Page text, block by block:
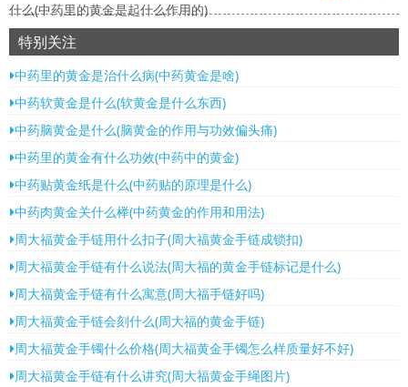
什么(中药里的黄金是起什么作用的)
特别关注
中药里的黄金是治什么病(中药黄金是啥)
中药软黄金是什么(软黄金是什么东西)
中药脑黄金是什么(脑黄金的作用与功效偏头痛)
中药里的黄金有什么功效(中药中的黄金)
中药贴黄金纸是什么(中药贴的原理是什么)
中药肉黄金关什么榉(中药黄金的作用和用法)
周大福黄金手链用什么扣子(周大福黄金手链成锁扣)
周大福黄金手链有什么说法(周大福的黄金手链标记是什么)
周大福黄金手链有什么寓意(周大福手链好吗)
周大福黄金手链会刻什么(周大福的黄金手链)
周大福黄金手镯什么价格(周大福黄金手镯怎么样质量好不好)
周大福黄金手链有什么讲究(周大福黄金手绳图片)